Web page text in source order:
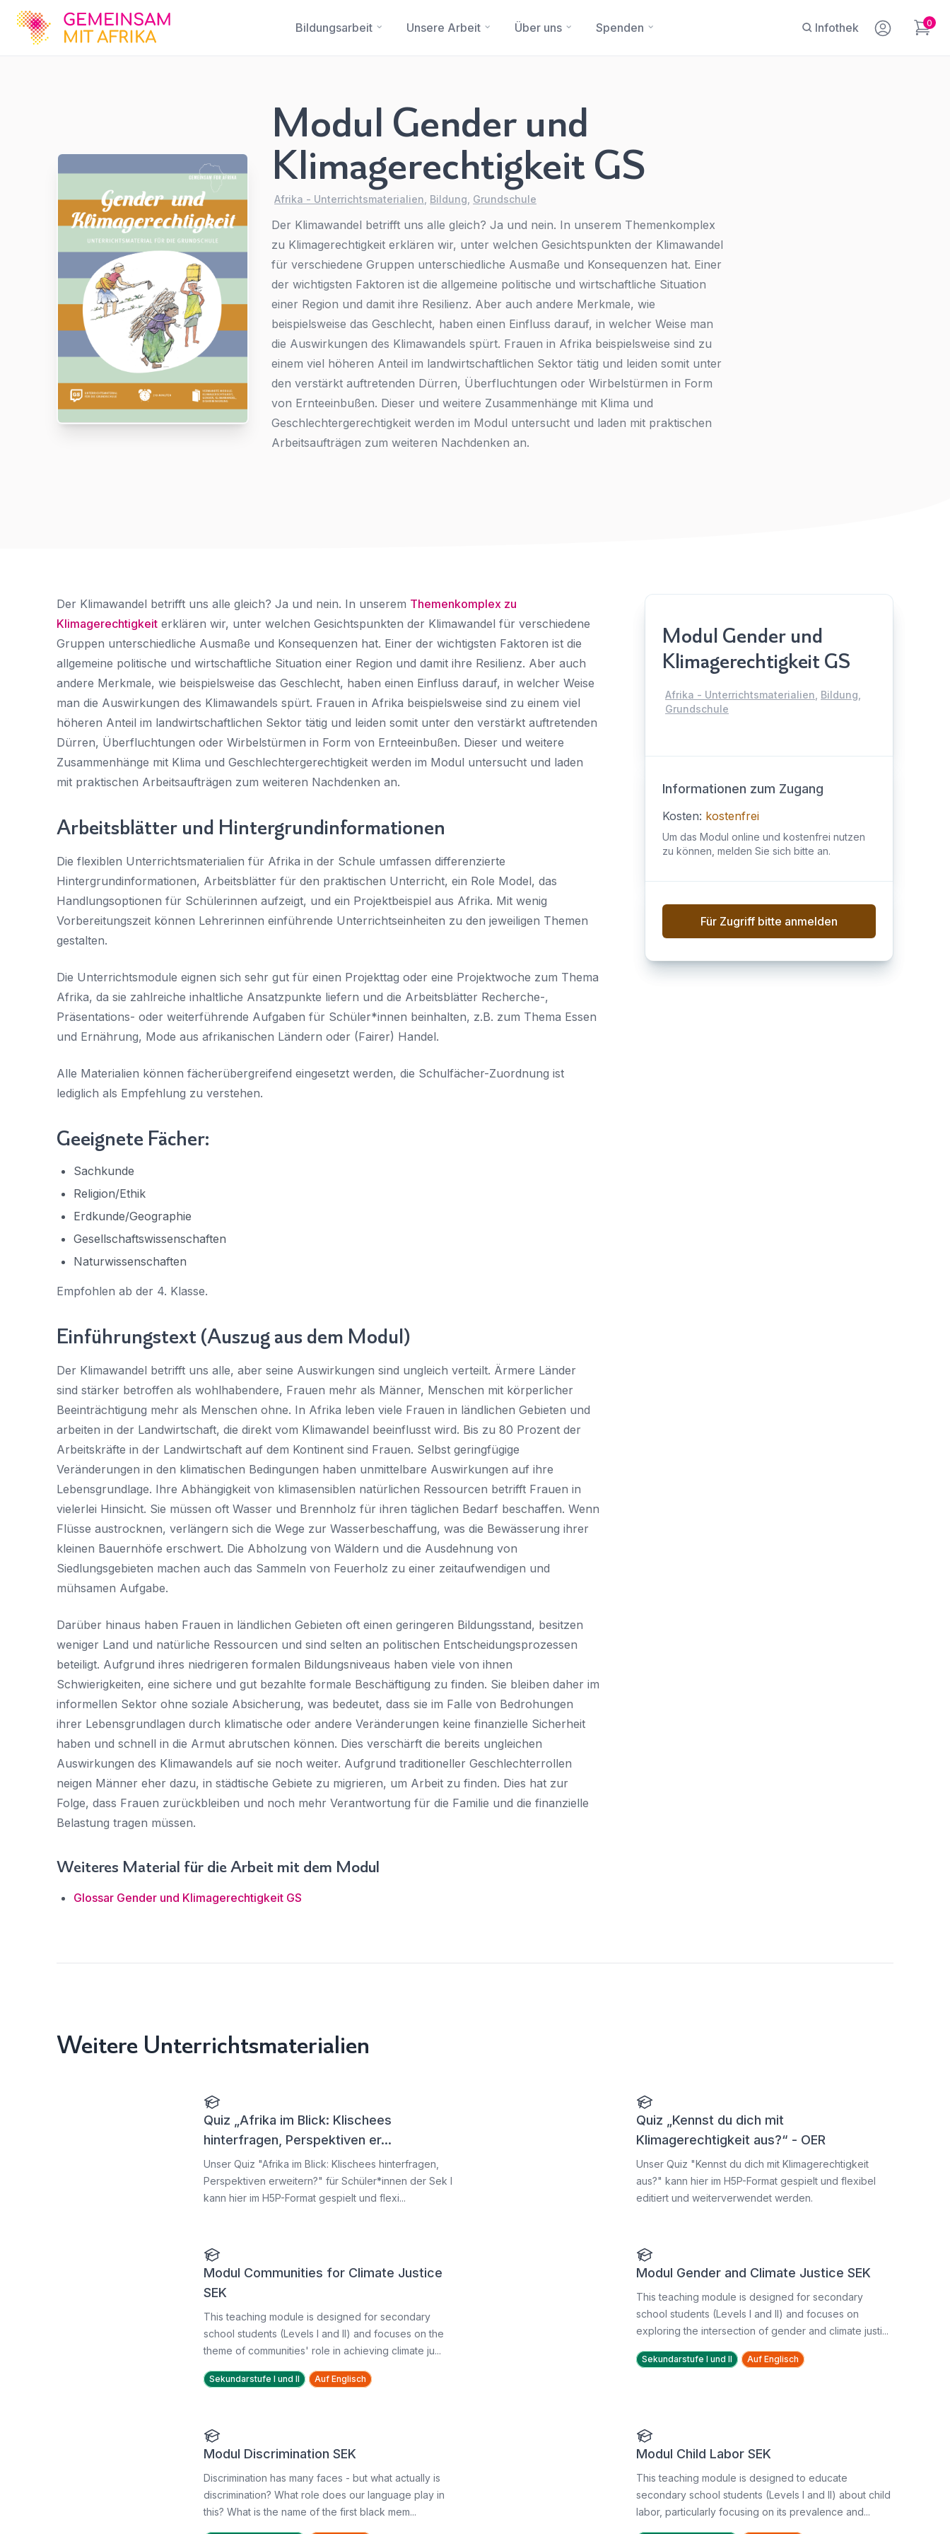
GFA
Bildungsarbeit Unsere Arbeit Über uns Spenden Infothek 0
Modul Gender und
Klimagerechtigkeit GS
Afrika - Unterrichtsmaterialien Bildung Grundschule
Der Klimawandel betrifft uns alle gleich? Ja und nein. In unserem Themenkomplex
zu Klimagerechtigkeit erklären wir, unter welchen Gesichtspunkten der Klimawandel
für verschiedene Gruppen unterschiedliche Ausmaße und Konsequenzen hat. Einer
der wichtigsten Faktoren ist die allgemeine politische und wirtschaftliche Situation
einer Region und damit ihre Resilienz. Aber auch andere Merkmale, wie
beispielsweise das Geschlecht, haben einen Einfluss darauf, in welcher Weise man
die Auswirkungen des Klimawandels spürt. Frauen in Afrika beispielsweise sind zu
einem viel höheren Anteil im landwirtschaftlichen Sektor tätig und leiden somit unter
den verstärkt auftretenden Dürren, Überfluchtungen oder Wirbelstürmen in Form
von Ernteeinbußen. Dieser und weitere Zusammenhänge mit Klima und
Geschlechtergerechtigkeit werden im Modul untersucht und laden mit praktischen
Arbeitsaufträgen zum weiteren Nachdenken an.
Der Klimawandel betrifft uns alle gleich? Ja und nein. In unserem Themenkomplex zu
Klimagerechtigkeit erklären wir, unter welchen Gesichtspunkten der Klimawandel für verschiedene
Gruppen unterschiedliche Ausmaße und Konsequenzen hat. Einer der wichtigsten Faktoren ist die
allgemeine politische und wirtschaftliche Situation einer Region und damit ihre Resilienz. Aber auch
andere Merkmale, wie beispielsweise das Geschlecht, haben einen Einfluss darauf, in welcher Weise
man die Auswirkungen des Klimawandels spürt. Frauen in Afrika beispielsweise sind zu einem viel
höheren Anteil im landwirtschaftlichen Sektor tätig und leiden somit unter den verstärkt auftretenden
Dürren, Überfluchtungen oder Wirbelstürmen in Form von Ernteeinbußen. Dieser und weitere
Zusammenhänge mit Klima und Geschlechtergerechtigkeit werden im Modul untersucht und laden
mit praktischen Arbeitsaufträgen zum weiteren Nachdenken an.
Arbeitsblätter und Hintergrundinformationen
Die flexiblen Unterrichtsmaterialien für Afrika in der Schule umfassen differenzierte
Hintergrundinformationen, Arbeitsblätter für den praktischen Unterricht, ein Role Model, das
Handlungsoptionen für Schülerinnen aufzeigt, und ein Projektbeispiel aus Afrika. Mit wenig
Vorbereitungszeit können Lehrerinnen einführende Unterrichtseinheiten zu den jeweiligen Themen
gestalten.
Die Unterrichtsmodule eignen sich sehr gut für einen Projekttag oder eine Projektwoche zum Thema
Afrika, da sie zahlreiche inhaltliche Ansatzpunkte liefern und die Arbeitsblätter Recherche-,
Präsentations- oder weiterführende Aufgaben für Schüler*innen beinhalten, z.B. zum Thema Essen
und Ernährung, Mode aus afrikanischen Ländern oder (Fairer) Handel.
Alle Materialien können fächerübergreifend eingesetzt werden, die Schulfächer-Zuordnung ist
lediglich als Empfehlung zu verstehen.
Geeignete Fächer:
Sachkunde
Religion/Ethik
Erdkunde/Geographie
Gesellschaftswissenschaften
Naturwissenschaften
Empfohlen ab der 4. Klasse.
Einführungstext (Auszug aus dem Modul)
Der Klimawandel betrifft uns alle, aber seine Auswirkungen sind ungleich verteilt. Ärmere Länder
sind stärker betroffen als wohlhabendere, Frauen mehr als Männer, Menschen mit körperlicher
Beeinträchtigung mehr als Menschen ohne. In Afrika leben viele Frauen in ländlichen Gebieten und
arbeiten in der Landwirtschaft, die direkt vom Klimawandel beeinflusst wird. Bis zu 80 Prozent der
Arbeitskräfte in der Landwirtschaft auf dem Kontinent sind Frauen. Selbst geringfügige
Veränderungen in den klimatischen Bedingungen haben unmittelbare Auswirkungen auf ihre
Lebensgrundlage. Ihre Abhängigkeit von klimasensiblen natürlichen Ressourcen betrifft Frauen in
vielerlei Hinsicht. Sie müssen oft Wasser und Brennholz für ihren täglichen Bedarf beschaffen. Wenn
Flüsse austrocknen, verlängern sich die Wege zur Wasserbeschaffung, was die Bewässerung ihrer
kleinen Bauernhöfe erschwert. Die Abholzung von Wäldern und die Ausdehnung von
Siedlungsgebieten machen auch das Sammeln von Feuerholz zu einer zeitaufwendigen und
mühsamen Aufgabe.
Darüber hinaus haben Frauen in ländlichen Gebieten oft einen geringeren Bildungsstand, besitzen
weniger Land und natürliche Ressourcen und sind selten an politischen Entscheidungsprozessen
beteiligt. Aufgrund ihres niedrigeren formalen Bildungsniveaus haben viele von ihnen
Schwierigkeiten, eine sichere und gut bezahlte formale Beschäftigung zu finden. Sie bleiben daher im
informellen Sektor ohne soziale Absicherung, was bedeutet, dass sie im Falle von Bedrohungen
ihrer Lebensgrundlagen durch klimatische oder andere Veränderungen keine finanzielle Sicherheit
haben und schnell in die Armut abrutschen können. Dies verschärft die bereits ungleichen
Auswirkungen des Klimawandels auf sie noch weiter. Aufgrund traditioneller Geschlechterrollen
neigen Männer eher dazu, in städtische Gebiete zu migrieren, um Arbeit zu finden. Dies hat zur
Folge, dass Frauen zurückbleiben und noch mehr Verantwortung für die Familie und die finanzielle
Belastung tragen müssen.
Weiteres Material für die Arbeit mit dem Modul
Glossar Gender und Klimagerechtigkeit GS
Modul Gender und
Klimagerechtigkeit GS
Afrika - Unterrichtsmaterialien Bildung
Grundschule
Informationen zum Zugang
Kosten: kostenfrei
Um das Modul online und kostenfrei nutzen
zu können, melden Sie sich bitte an.
Für Zugriff bitte anmelden
Weitere Unterrichtsmaterialien
Quiz „Afrika im Blick: Klischees
hinterfragen, Perspektiven er...
Unser Quiz "Afrika im Blick: Klischees hinterfragen,
Perspektiven erweitern?" für Schüler*innen der Sek I
kann hier im H5P-Format gespielt und flexi...
Quiz „Kennst du dich mit
Klimagerechtigkeit aus?“ - OER
Unser Quiz "Kennst du dich mit Klimagerechtigkeit
aus?" kann hier im H5P-Format gespielt und flexibel
editiert und weiterverwendet werden.
Modul Communities for Climate Justice
SEK
This teaching module is designed for secondary
school students (Levels I and II) and focuses on the
theme of communities' role in achieving climate ju...
Sekundarstufe I und II Auf Englisch
Modul Gender and Climate Justice SEK
This teaching module is designed for secondary
school students (Levels I and II) and focuses on
exploring the intersection of gender and climate justi...
Sekundarstufe I und II Auf Englisch
Modul Discrimination SEK
Discrimination has many faces - but what actually is
discrimination? What role does our language play in
this? What is the name of the first black mem...
Modul Child Labor SEK
This teaching module is designed to educate
secondary school students (Levels I and II) about child
labor, particularly focusing on its prevalence and...
Sie haben eine Frage?
*
E-Mail*
Senden
Klimagerechtigkeit
GS
Afrika - Unterrichtsmaterialien,
Grundschule
Zugriff
anmelden
Ein Konto erstellen
First Name*
Last Name
E-Mail-Adresse*
Land*
Wählen Sie Ihr Land...
Bundesland / Landkreis*
Ein Link zum Erstellen eines neuen Passwort wird an deine
E-Mail-Adresse gesendet.
Sie haben bereits ein Konto?
Hier klicken um sich anzumelden
Abonnieren Sie unseren Newsletter regelmäßige
Updates.